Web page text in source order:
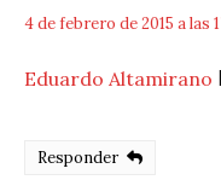
4 de febrero de 2015 a las
Eduardo Altamirano
Responder